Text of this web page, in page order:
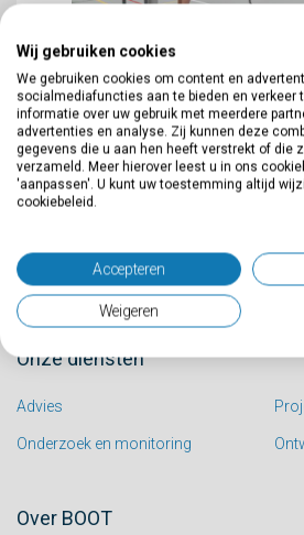
Onze diensten
Advies
Onderzoek en monitoring
Over BOOT
Wij gebruiken cookies
We gebruiken cookies om content en
socialmediafuncties aan te bieden en verkeer
informatie over uw gebruik met meerdere
advertenties en analyse. Zij kunnen deze
gegevens die u aan hen heeft verstrekt of die
verzameld. Meer hierover leest u in ons
'aanpassen'. U kunt uw toestemming altijd
cookiebeleid.
Accepteren
Weigeren